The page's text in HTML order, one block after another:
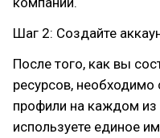
Шаг 2: Создайте
После того, как вы
ресурсов, необходимо
профили на каждом из
используете единое